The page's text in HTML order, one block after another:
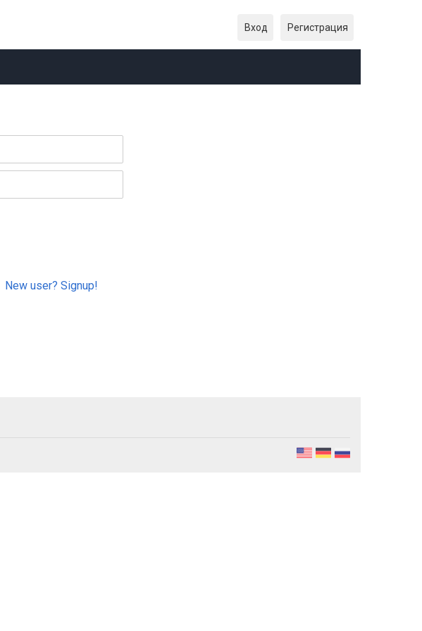
Вход Регистрация
New user? Signup!